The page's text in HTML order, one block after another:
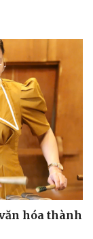
hóa thành